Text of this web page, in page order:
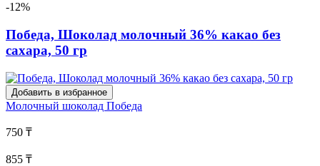
-12%
Победа, Шоколад молочный 36% какао без
сахара, 50 гр
Добавить в избранное
Молочный шоколад Победа
750 ₸
855 ₸